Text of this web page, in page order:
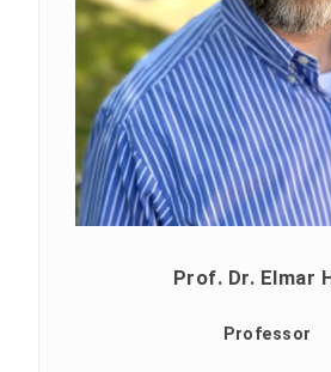
Prof. Dr. Elmar
Professor